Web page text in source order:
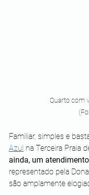
Quarto com
Familiar, simples e
Azul na Terceira Praia
ainda, um
representado pela
são amplamente